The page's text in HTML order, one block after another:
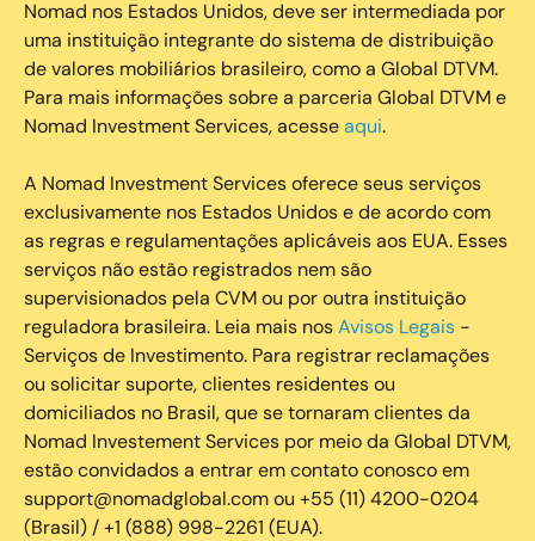
Nomad nos Estados Unidos, deve ser intermediada por
uma instituição integrante do sistema de distribuição
de valores mobiliários brasileiro, como a Global DTVM.
Para mais informações sobre a parceria Global DTVM e
Nomad Investment Services, acesseaqui.
A Nomad Investment Services oferece seus serviços
exclusivamente nos Estados Unidos e de acordo com
as regras e regulamentações aplicáveis aos EUA. Esses
serviços não estão registrados nem são
supervisionados pela CVM ou por outra instituição
reguladora brasileira. Leia mais nosAvisos Legais -
Serviços de Investimento. Para registrar reclamações
ou solicitar suporte, clientes residentes ou
domiciliados no Brasil, que se tornaram clientes da
Nomad Investement Services por meio da Global DTVM,
estão convidados a entrar em contato conosco em
support@nomadglobal.com ou +55 (11) 4200-0204
(Brasil) / +1 (888) 998-2261 (EUA).